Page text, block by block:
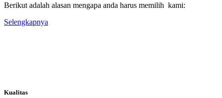
Berikut adalah alasan mengapa anda harus memilih kami:
Selengkapnya
Kualitas